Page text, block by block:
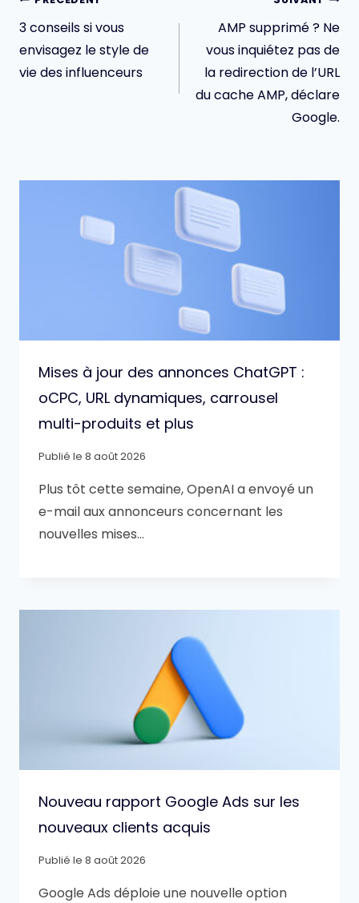
de
l’article
3 conseils si vous
envisagez le style de
vie des influenceurs
AMP supprimé ? Ne
vous inquiétez pas de
la redirection de l’URL
du cache AMP, déclare
Google.
Mises à jour des annonces ChatGPT :
oCPC, URL dynamiques, carrousel
multi-produits et plus
Publié le 8 août 2026
Plus tôt cette semaine, OpenAI a envoyé un
e-mail aux annonceurs concernant les
nouvelles mises…
Nouveau rapport Google Ads sur les
nouveaux clients acquis
Publié le 8 août 2026
Google Ads déploie une nouvelle option